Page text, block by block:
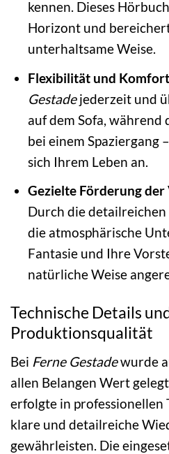
kennen. Dieses
Horizont und
unterhaltsame Weise.
Flexibilität und
Gestadejederzeit und
auf dem Sofa,
bei einem Spaziergang
sich Ihrem Leben an.
Gezielte Förderung
Durch die
die atmosphärische
Fantasie und Ihre
natürliche Weise
Technische Details
Produktionsqualität
Bei Ferne Gestadewurde
allen Belangen Wert
erfolgte in professionellen
klare und detailreiche
gewährleisten. Die